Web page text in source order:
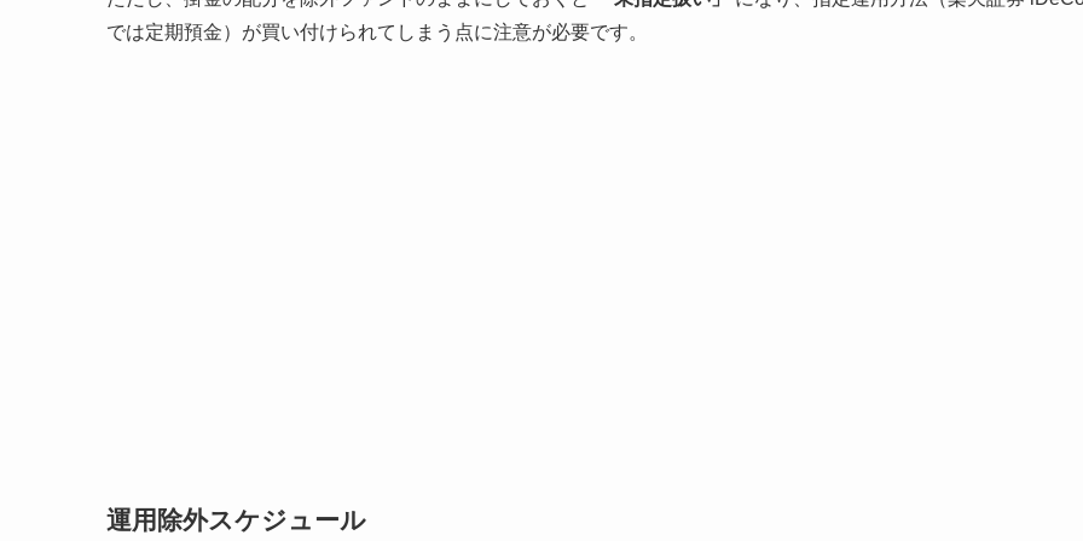
では定期預金）が買い付けられてしまう点に注意が必要です。
運用除外スケジュール